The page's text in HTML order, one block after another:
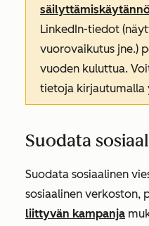
LinkedIn-tiedot
vuorovaikutus jne.)
vuoden kuluttua.
tietoja kirjautumalla
Suodata
Suodata sosiaalinen
sosiaalinen verkoston,
liittyvän kampanja